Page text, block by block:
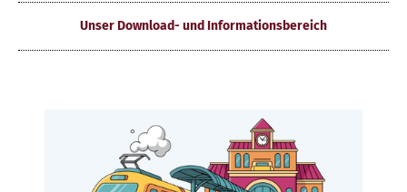
Unser Download- und Informationsbereich